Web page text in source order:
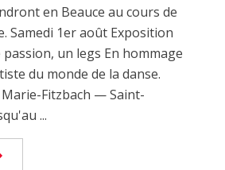
en Beauce au cours de
Samedi 1er août Exposition
un legs En hommage
du monde de la danse.
Fitzbach — Saint-
...